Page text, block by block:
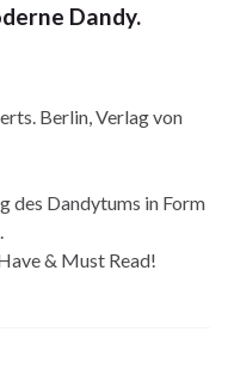
Dandy.
Berlin, Verlag von
des Dandytums in Form
& Must Read!